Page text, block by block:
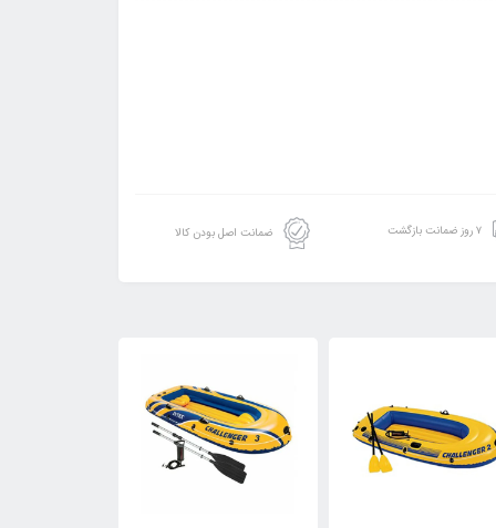
۷ روز ضمانت بازگشت ضمانت اصل بودن کالا